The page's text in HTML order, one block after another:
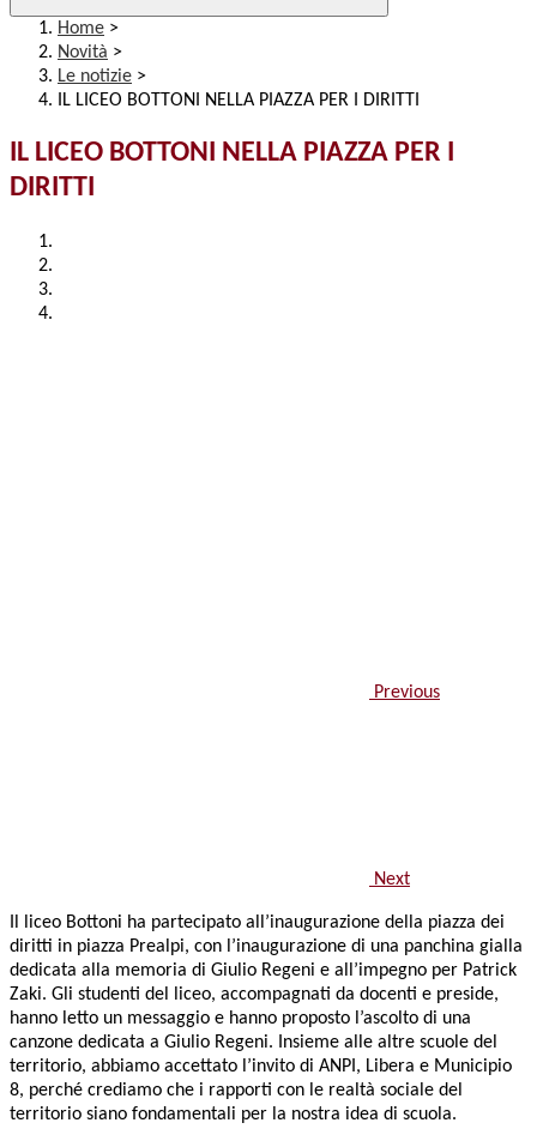
Home >
Novità >
Le notizie >
IL LICEO BOTTONI NELLA PIAZZA PER I DIRITTI
IL LICEO BOTTONI NELLA PIAZZA PER I
DIRITTI
Previous
Next
Il liceo Bottoni ha partecipato all’inaugurazione della piazza dei
diritti in piazza Prealpi, con l’inaugurazione di una panchina gialla
dedicata alla memoria di Giulio Regeni e all’impegno per Patrick
Zaki. Gli studenti del liceo, accompagnati da docenti e preside,
hanno letto un messaggio e hanno proposto l’ascolto di una
canzone dedicata a Giulio Regeni. Insieme alle altre scuole del
territorio, abbiamo accettato l’invito di ANPI, Libera e Municipio
8, perché crediamo che i rapporti con le realtà sociale del
territorio siano fondamentali per la nostra idea di scuola.